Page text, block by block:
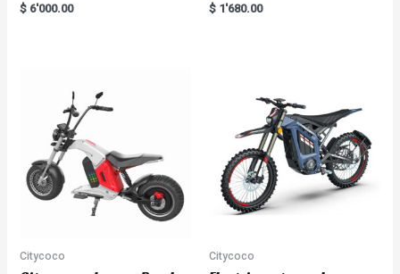
R
a
$ 6'000.00
Rated
5.00
$ 1'680.00
Citycoco Citycoco